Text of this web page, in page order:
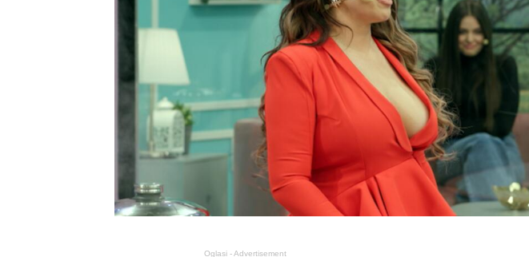
Oglasi - Advertisement